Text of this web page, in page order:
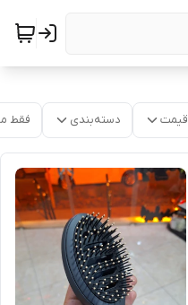
قیمت دسته‌بندی فقط